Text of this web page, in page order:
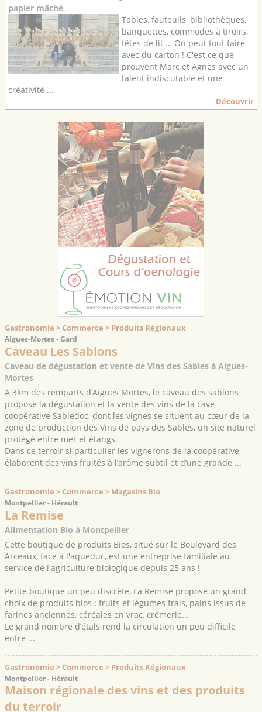
papier mâché
Tables, fauteuils, bibliothèques,
banquettes, commodes à tiroirs,
têtes de lit … On peut tout faire
avec du carton ! C'est ce que
prouvent Marc et Agnès avec un
talent indiscutable et une
créativité ...
Découvrir
Gastronomie > Commerce > Produits Régionaux
Aigues-Mortes - Gard
Caveau Les Sablons
Caveau de dégustation et vente de Vins des Sables à Aigues-
Mortes
A 3km des remparts d’Aigues Mortes, le caveau des sablons
propose la dégustation et la vente des vins de la cave
coopérative Sabledoc, dont les vignes se situent au cœur de la
zone de production des Vins de pays des Sables, un site naturel
protégé entre mer et étangs.
Dans ce terroir si particulier les vignerons de la coopérative
élaborent des vins fruités à l’arôme subtil et d’une grande ...
Gastronomie > Commerce > Magasins Bio
Montpellier - Hérault
La Remise
Alimentation Bio à Montpellier
Cette boutique de produits Bios, situé sur le Boulevard des
Arceaux, face à l'aqueduc, est une entreprise familiale au
service de l'agriculture biologique depuis 25 ans !
Petite boutique un peu discrète, La Remise propose un grand
choix de produits bios : fruits et légumes frais, pains issus de
farines anciennes, céréales en vrac, crémerie...
Le grand nombre d’étals rend la circulation un peu difficile
entre ...
Gastronomie > Commerce > Produits Régionaux
Montpellier - Hérault
Maison régionale des vins et des produits
du terroir